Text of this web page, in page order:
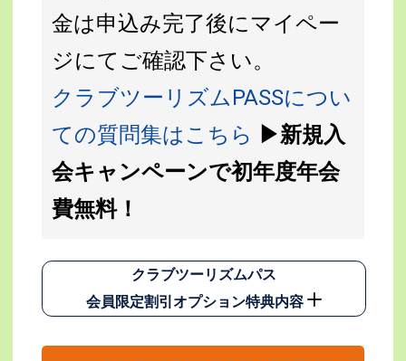
金は申込み完了後にマイペー
ジにてご確認下さい。
クラブツーリズムPASSについ
ての質問集はこちら ▶新規入
会キャンペーンで初年度年会
費無料！
クラブツーリズムパス
会員限定割引オプション特典内容